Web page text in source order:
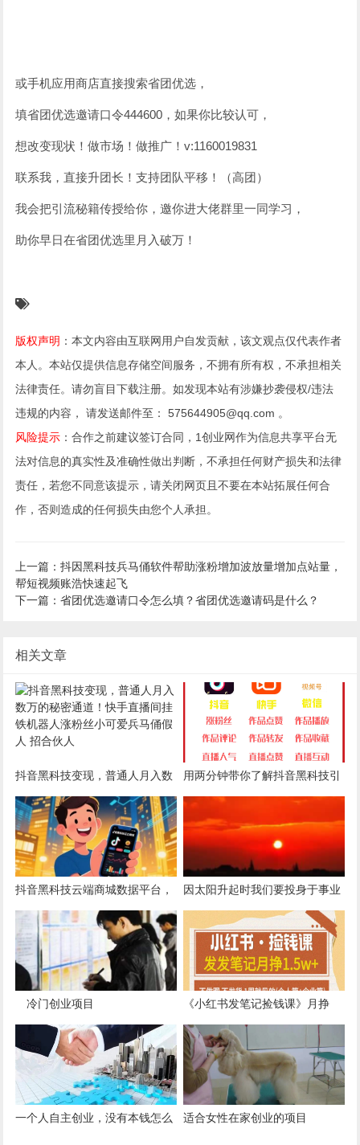
或手机应用商店直接搜索省团优选，
填省团优选邀请口令444600，如果你比较认可，
想改变现状！做市场！做推广！v:1160019831
联系我，直接升团长！支持团队平移！（高团）
我会把引流秘籍传授给你，邀你进大佬群里一同学习，
助你早日在省团优选里月入破万！
版权声明 ：本文内容由互联网用户自发贡献，该文观点仅代表作者
本人。本站仅提供信息存储空间服务，不拥有所有权，不承担相关
法律责任。请勿盲目下载注册。如发现本站有涉嫌抄袭侵权/违法
违规的内容， 请发送邮件至： 575644905@qq.com 。
风险提示 ：合作之前建议签订合同，1创业网作为信息共享平台无
法对信息的真实性及准确性做出判断，不承担任何财产损失和法律
责任，若您不同意该提示，请关闭网页且不要在本站拓展任何合
作，否则造成的任何损失由您个人承担。
上一篇：抖因黑科技兵马俑软件帮助涨粉增加波放量增加点站量，
帮短视频账浩快速起飞
下一篇：省团优选邀请口令怎么填？省团优选邀请码是什么？
相关文章
抖音黑科技变现，普通人月入数
万的秘密通道！快手直播间挂铁
机器人涨粉丝小可爱兵马俑假人
招合伙人
用两分钟带你了解抖音黑科技引
流推广的利刃，让你的短视频账
号快速涨粉拓客！
抖音黑科技云端商城数据平台，
鲜为人知奥秘，构建月赚 10W
轻创盈利体系！
因太阳升起时我们要投身于事业
夕阳西下时要与爱人相拥
冷门创业项目
《小红书发笔记捡钱课》月挣
1.5w+不做图 不发货 1周就见效
一个人自主创业，没有本钱怎么
适合女性在家创业的项目